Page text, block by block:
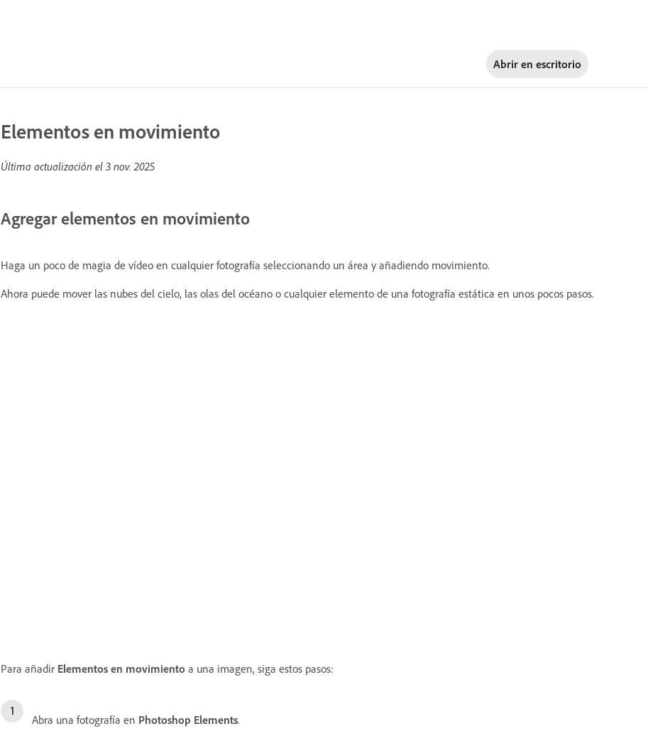
Abrir en escritorio
Elementos en movimiento
Última actualización el 3 nov. 2025
Agregar elementos en movimiento
Haga un poco de magia de vídeo en cualquier fotografía seleccionando un área y añadiendo movimiento.
Ahora puede mover las nubes del cielo, las olas del océano o cualquier elemento de una fotografía estática en unos pocos pasos.
Para añadir Elementos en movimiento a una imagen, siga estos pasos:
Abra una fotografía en Photoshop Elements.